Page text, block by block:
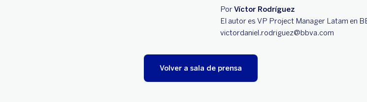
PorVíctor Rodríguez
El autor es VP Project Manager Latam en
victordaniel.rodriguez@bbva.com
Volver a sala de prensa